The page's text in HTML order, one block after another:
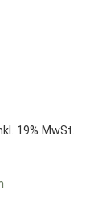
19% MwSt.